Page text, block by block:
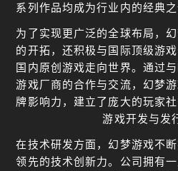
系列作品均成为行业内的经典
为了实现更广泛的全球布局，
的开拓，还积极与国际顶级游
国内原创游戏走向世界。通过
游戏厂商的合作与交流，幻梦
牌影响力，建立了庞大的玩家
游戏开发与发
在技术研发方面，幻梦游戏不
领先的技术创新力。公司拥有